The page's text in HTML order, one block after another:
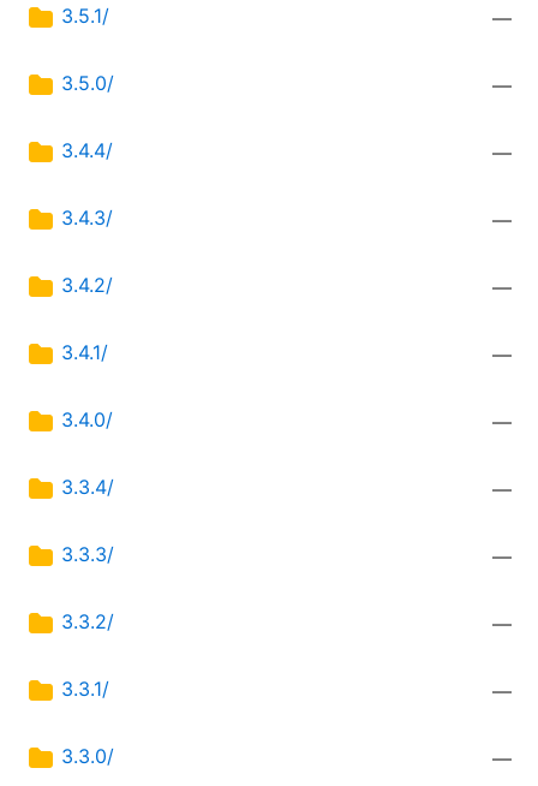
3.5.1/ —
3.5.0/ —
3.4.4/ —
3.4.3/ —
3.4.2/ —
3.4.1/ —
3.4.0/ —
3.3.4/ —
3.3.3/ —
3.3.2/ —
3.3.1/ —
3.3.0/ —